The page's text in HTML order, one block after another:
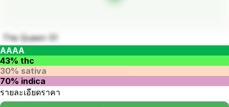
The Queen S1
AAAA
43% thc
30% sativa
70% indica
รายละเอียดราคา